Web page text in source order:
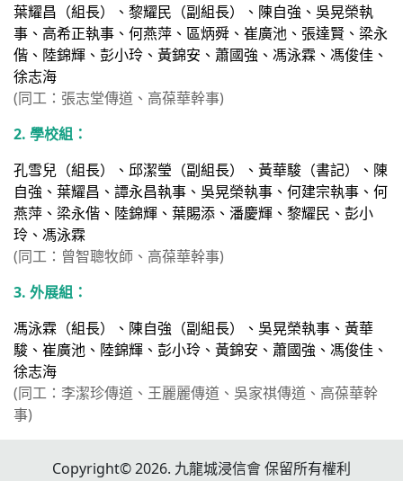
葉耀昌（組長）、黎耀民（副組長）、陳自強、吳晃榮執
事、高希正執事、何燕萍、區炳舜、崔廣池、張達賢、梁永
偕、陸錦輝、彭小玲、黃錦安、蕭國強、馮泳霖、馮俊佳、
徐志海
(同工：張志堂傳道、高葆華幹事)
2. 學校組：
孔雪兒（組長）、邱潔瑩（副組長）、黃華駿（書記）、陳
自強、葉耀昌、譚永昌執事、吳晃榮執事、何建宗執事、何
燕萍、梁永偕、陸錦輝、葉賜添、潘慶輝、黎耀民、彭小
玲、馮泳霖
(同工：曾智聰牧師、高葆華幹事)
3. 外展組：
馮泳霖（組長）、陳自強（副組長）、吳晃榮執事、黃華
駿、崔廣池、陸錦輝、彭小玲、黃錦安、蕭國強、馮俊佳、
徐志海
(同工：李潔珍傳道、王麗麗傳道、吳家祺傳道、高葆華幹
事)
Copyright© 2026. 九龍城浸信會 保留所有權利